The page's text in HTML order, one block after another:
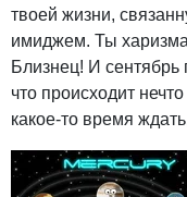
твоей жизни,
имиджем. Ты
Близнец! И сентябрь
что происходит
какое-то время